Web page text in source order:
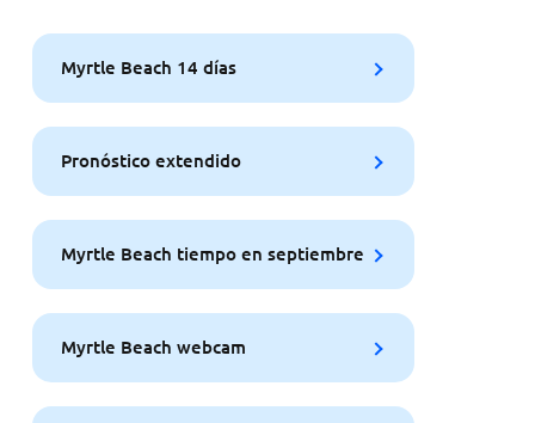
Myrtle Beach 14 días
Pronóstico extendido
Myrtle Beach tiempo en septiembre
Myrtle Beach webcam